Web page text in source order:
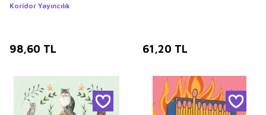
Koridor Yayıncılık
98,60 TL 61,20 TL